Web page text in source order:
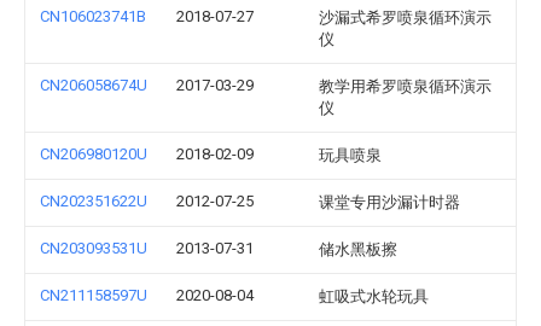
CN106023741B 2018-07-27
沙漏式希罗喷泉循环演示
仪
CN206058674U 2017-03-29
教学用希罗喷泉循环演示
仪
CN206980120U 2018-02-09 玩具喷泉
CN202351622U 2012-07-25 课堂专用沙漏计时器
CN203093531U 2013-07-31 储水黑板擦
CN211158597U 2020-08-04 虹吸式水轮玩具